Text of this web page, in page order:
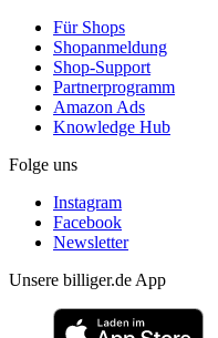
Für Shops
Shopanmeldung
Shop-Support
Partnerprogramm
Amazon Ads
Knowledge Hub
Folge uns
Instagram
Facebook
Newsletter
Unsere billiger.de App